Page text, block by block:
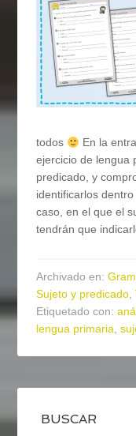
todos
En la
ejercicio de lengua
predicado, y
identificarlos
caso, en el que el
tendrán que
Archivado en:
Sujeto y predicado,
Etiquetado con:
lengua primaria,
BUSCAR